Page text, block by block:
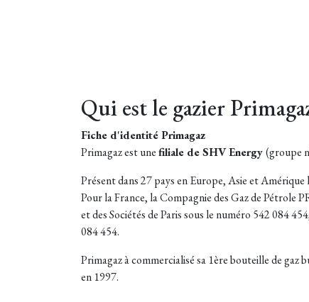
Qui est le gazier
Fiche d'identité Primagaz
Primagaz est unefiliale de SHV Energy(groupe
Présent dans 27 pays en Europe, Asie et
Pour la France, la Compagnie des Gaz de
et des Sociétés de Paris sous le numéro 542 084
084 454.
Primagaz à commercialisé sa 1ère bouteille de
en 1997.